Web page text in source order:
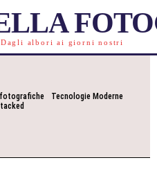
Dagli albori ai giorni nostri
Tecnologie Moderne